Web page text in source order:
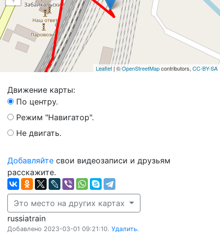
Leaflet | ©OpenStreetMapcontributors, CC-BY-SA
Движение карты:
По центру.
Режим "Навигатор".
Не двигать.
Добавляйте свои видеозаписи и друзьям
расскажите.
Это место на других картах
russiatrain
Добавлено 2023-03-01 09:21:10. Удалить.